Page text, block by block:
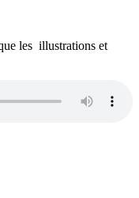
les illustrations et